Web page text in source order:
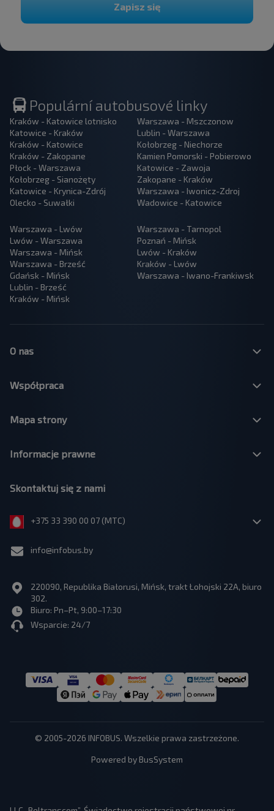
Zapisz się
Populární autobusové linky
Kraków - Katowice lotnisko
Katowice - Kraków
Kraków - Katowice
Kraków - Zakopane
Płock - Warszawa
Kołobrzeg - Sianożęty
Katowice - Krynica-Zdrój
Olecko - Suwałki
Warszawa - Mszczonow
Lublin - Warszawa
Kołobrzeg - Niechorze
Kamien Pomorski - Pobierowo
Katowice - Zawoja
Zakopane - Kraków
Warszawa - Iwonicz-Zdroj
Wadowice - Katowice
Warszawa - Lwów
Lwów - Warszawa
Warszawa - Mińsk
Warszawa - Brześć
Gdańsk - Mińsk
Lublin - Brześć
Kraków - Mińsk
Warszawa - Tarnopol
Poznań - Mińsk
Lwów - Kraków
Kraków - Lwów
Warszawa - Iwano-Frankiwsk
O nas
Współpraca
Mapa strony
Informacje prawne
Skontaktuj się z nami
+375 33 390 00 07 (МТС)
info@infobus.by
220090, Republika Białorusi, Mińsk, trakt Łohojski 22A, biuro
302.
Biuro: Pn–Pt, 9:00–17:30
Wsparcie: 24/7
© 2005-2026 INFOBUS. Wszelkie prawa zastrzeżone.
Powered by BusSystem